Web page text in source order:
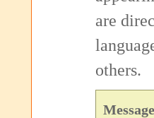
are
others.
Message